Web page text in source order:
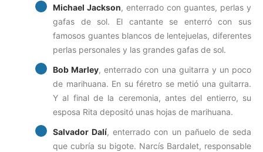
Michael Jackson, enterrado con guantes, perlas y
gafas de sol. El cantante se enterró con sus
famosos guantes blancos de lentejuelas, diferentes
perlas personales y las grandes gafas de sol.
Bob Marley, enterrado con una guitarra y un poco
de marihuana. En su féretro se metió una guitarra.
Y al final de la ceremonia, antes del entierro, su
esposa Rita depositó unas hojas de marihuana.
Salvador Dalí, enterrado con un pañuelo de seda
que cubría su bigote. Narcís Bardalet, responsable